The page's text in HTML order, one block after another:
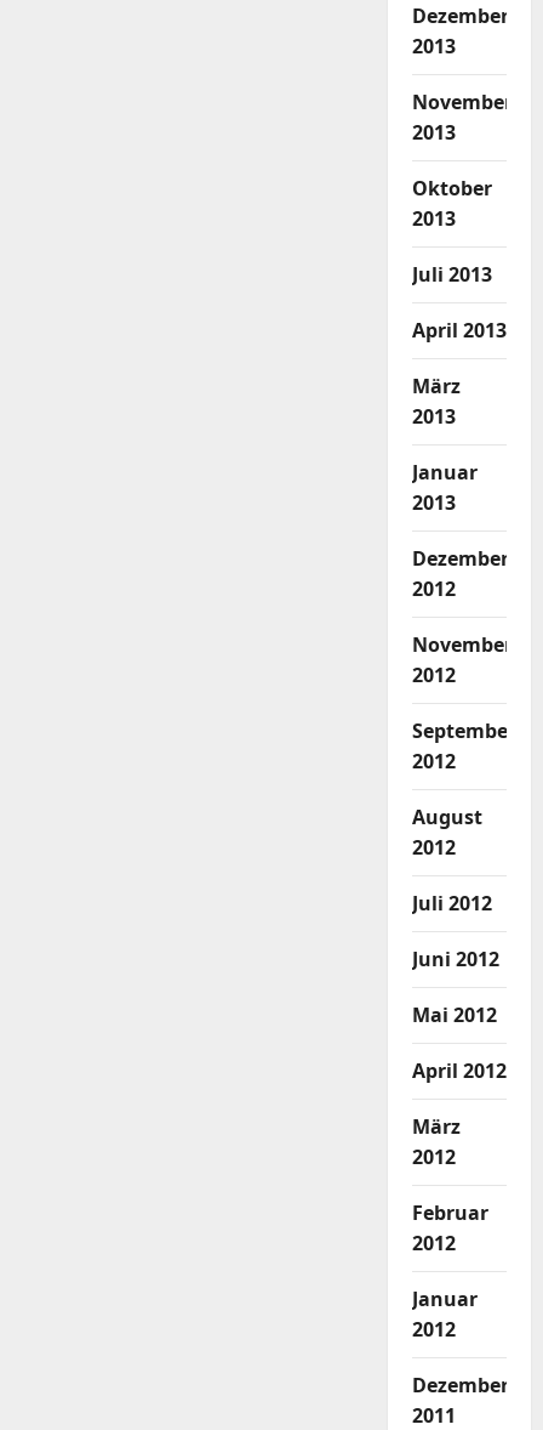
Dezember
2013
November
2013
Oktober
2013
Juli 2013
April 2013
März
2013
Januar
2013
Dezember
2012
November
2012
September
2012
August
2012
Juli 2012
Juni 2012
Mai 2012
April 2012
März
2012
Februar
2012
Januar
2012
Dezember
2011